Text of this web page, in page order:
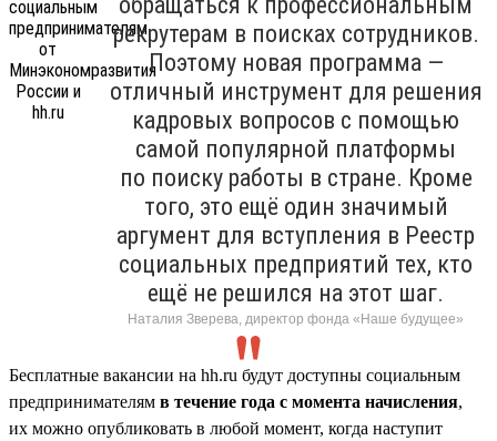
рекрутерам в поисках сотрудников.
Поэтому новая программа —
отличный инструмент для решения
кадровых вопросов с помощью
самой популярной платформы
по поиску работы в стране. Кроме
того, это ещё один значимый
аргумент для вступления в Реестр
социальных предприятий тех, кто
ещё не решился на этот шаг.
Наталия Зверева, директор фонда «Наше будущее»
Бесплатные вакансии на hh.ru будут доступны социальным
предпринимателям в течение года с момента начисления,
их можно опубликовать в любой момент, когда наступит